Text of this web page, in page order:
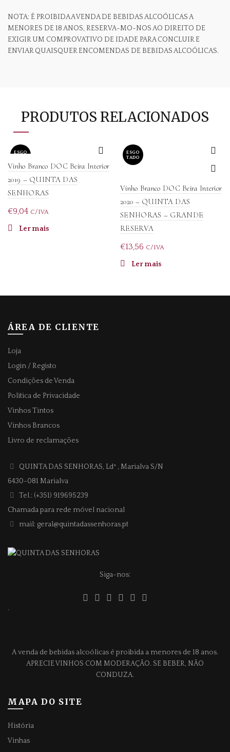
NOTA: É PROIBIDA A VENDA DE BEBIDAS ALCOÓLICAS A
MENORES DE 18 ANOS, RESERVA-MO-NOS AO DIREITO DE
EXIGIR UM COMPROVATIVO DE IDADE PARA CONCLUIR E
ENVIAR QUAISQUER ENCOMENDAS DE BEBIDAS ALCOÓLICAS.
PRODUTOS RELACIONADOS
ESGO
Vinho Branco DOC Beira Interior
2019 – QUINTA DAS
SENHORAS
€9,04 C/IVA
Ler mais
ESGO
TADO
Vinho Branco DOC Beira Interior
2020 – QUINTA DAS
SENHORAS – GRANDE
RESERVA
€13,56 C/IVA
Ler mais
ÁREA DE CLIENTE
Loja
Login / Registo
Condições de Venda
Politica de Privacidade
Vinhos Tintos
Vinhos Brancos
Livro de reclamações
QUINTA DAS SENHORAS, Ldª , Marialva S/N
6430-081 Marialva
Tel.: (+351) 919695239
Chamada para rede móvel nacional
mail: geral@quintadassenhoras.pt
Siga-nos:
.
A venda de bebidas alcoólicas é proibida a menores de 18 anos.
APRECIE VINHOS COM MODERAÇÃO. SE BEBER, NÃO
CONDUZA.
MAPA DO SITE
História
Vinhas